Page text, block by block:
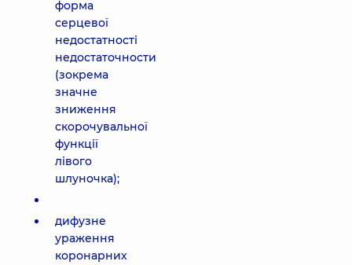
форма
серцевої
недостатності
недостаточности
(зокрема
значне
зниження
скорочувальної
функції
лівого
шлуночка);
дифузне
ураження
коронарних